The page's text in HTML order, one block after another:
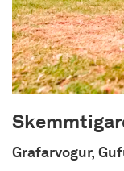
Grafarvogur,